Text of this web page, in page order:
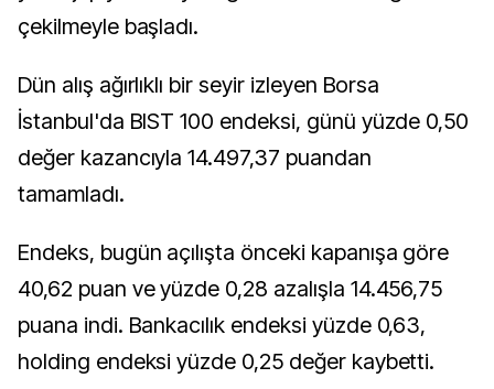
çekilmeyle başladı.
Dün alış ağırlıklı bir seyir izleyen Borsa
İstanbul'da BIST 100 endeksi, günü yüzde 0,50
değer kazancıyla 14.497,37 puandan
tamamladı.
Endeks, bugün açılışta önceki kapanışa göre
40,62 puan ve yüzde 0,28 azalışla 14.456,75
puana indi. Bankacılık endeksi yüzde 0,63,
holding endeksi yüzde 0,25 değer kaybetti.